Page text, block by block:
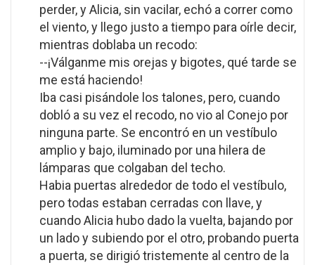
perder, y Alicia, sin vacilar, echó a correr como
el viento, y llego justo a tiempo para oírle decir,
mientras doblaba un recodo:
--¡Válganme mis orejas y bigotes, qué tarde se
me está haciendo!
Iba casi pisándole los talones, pero, cuando
dobló a su vez el recodo, no vio al Conejo por
ninguna parte. Se encontró en un vestíbulo
amplio y bajo, iluminado por una hilera de
lámparas que colgaban del techo.
Habia puertas alrededor de todo el vestíbulo,
pero todas estaban cerradas con llave, y
cuando Alicia hubo dado la vuelta, bajando por
un lado y subiendo por el otro, probando puerta
a puerta, se dirigió tristemente al centro de la